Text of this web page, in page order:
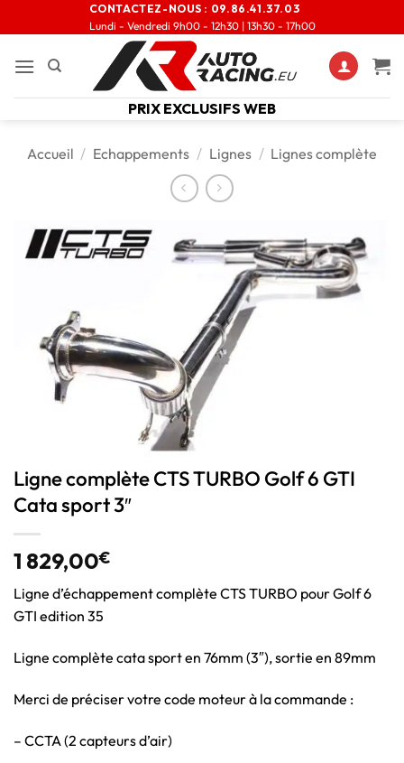
CONTACTEZ-NOUS : 09.86.41.37.03
Lundi - Vendredi 9h00 - 12h30 | 13h30 - 17h00
PRIX EXCLUSIFS WEB
Accueil / Echappements / Lignes / Lignes complète
Ligne complète CTS TURBO Golf 6 GTI
Cata sport 3″
1 829,00€
Ligne d’échappement complète CTS TURBO pour Golf 6
GTI edition 35
Ligne complète cata sport en 76mm (3″), sortie en 89mm
Merci de préciser votre code moteur à la commande :
– CCTA (2 capteurs d’air)